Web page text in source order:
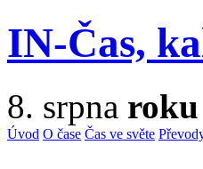
IN-Čas,
8. srpna roku
Úvod O čase Čas ve světe